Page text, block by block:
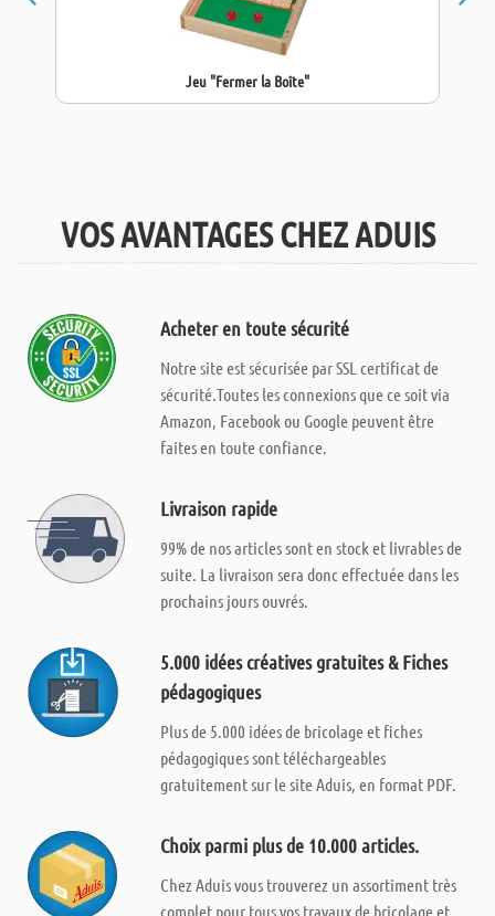
Jeu "Fermer la Boîte"
VOS AVANTAGES CHEZ ADUIS
Acheter en toute sécurité
Notre site est sécurisée par SSL certificat de
sécurité.Toutes les connexions que ce soit via
Amazon, Facebook ou Google peuvent être
faites en toute confiance.
Livraison rapide
99% de nos articles sont en stock et livrables de
suite. La livraison sera donc effectuée dans les
prochains jours ouvrés.
5.000 idées créatives gratuites & Fiches
pédagogiques
Plus de 5.000 idées de bricolage et fiches
pédagogiques sont téléchargeables
gratuitement sur le site Aduis, en format PDF.
Choix parmi plus de 10.000 articles.
Chez Aduis vous trouverez un assortiment très
complet pour tous vos travaux de bricolage et